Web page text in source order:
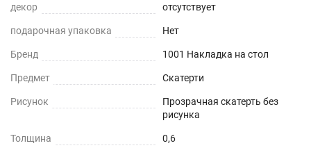
Не желтеет со временем
Не нужно клеить
Прочность и износостойкость
Защита поверхностей от механических
декор отсутствует
подарочная упаковка Нет
Бренд 1001 Накладка на стол
Предмет Скатерти
Рисунок
Прозрачная скатерть без
рисунка
Толщина 0,6